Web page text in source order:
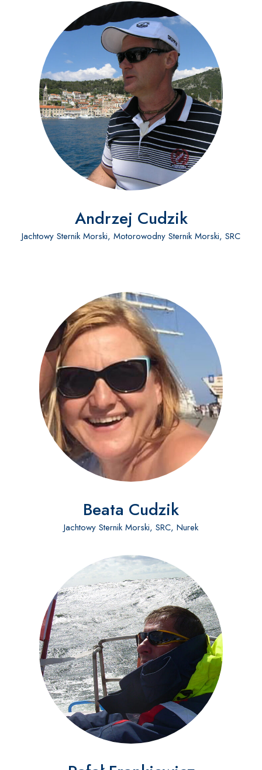
Andrzej Cudzik
Jachtowy Sternik Morski, Motorowodny Sternik Morski, SRC
Beata Cudzik
Jachtowy Sternik Morski, SRC, Nurek